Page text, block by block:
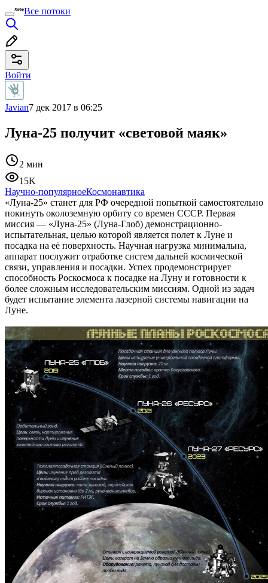
Все потоки
Войти
Javian7 дек 2017 в 06:25
Луна-25 получит «световой маяк»
2 мин
15K
Научно-популярноеКосмонавтика
«Луна-25» станет для РФ очередной попыткой самостоятельно
покинуть околоземную орбиту со времен СССР. Первая
миссия — «Луна-25» (Луна-Глоб) демонстрационно-
испытательная, целью которой является полет к Луне и
посадка на её поверхность. Научная нагрузка минимальна,
аппарат послужит отработке систем дальней космической
связи, управления и посадки. Успех продемонстрирует
способность Роскосмоса к посадке на Луну и готовности к
более сложным исследовательским миссиям. Одной из задач
будет испытание элемента лазерной системы навигации на
Луне.